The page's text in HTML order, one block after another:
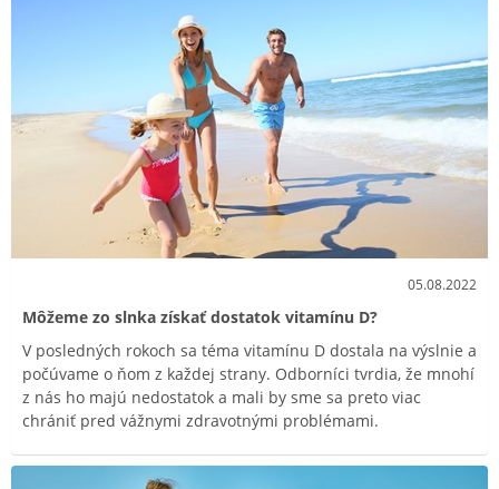
05.08.2022
Môžeme zo slnka získať dostatok vitamínu D?
V posledných rokoch sa téma vitamínu D dostala na výslnie a
počúvame o ňom z každej strany. Odborníci tvrdia, že mnohí
z nás ho majú nedostatok a mali by sme sa preto viac
chrániť pred vážnymi zdravotnými problémami.